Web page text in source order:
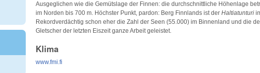
Ausgeglichen wie die Gemütslage der Finnen: die durchschnittliche Höhenlage
im Norden bis 700 m. Höchster Punkt, pardon: Berg Finnlands ist der Haltiatunturi
Rekordverdächtig schon eher die Zahl der Seen (55.000) im Binnenland und die
Gletscher der letzten Eiszeit ganze Arbeit geleistet.
Klima
www.fmi.fi